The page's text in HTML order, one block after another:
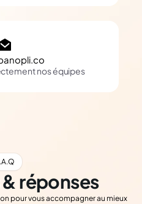
nos équipes
réponses
pour vous accompagner au mieux